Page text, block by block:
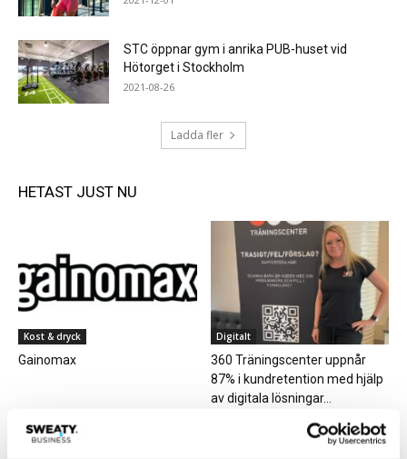
STC öppnar gym i anrika PUB-huset vid
Hötorget i Stockholm
2021-08-26
Ladda fler
HETAST JUST NU
Kost & dryck
Gainomax
Digitalt
360 Träningscenter uppnår
87% i kundretention med hjälp
av digitala lösningar...